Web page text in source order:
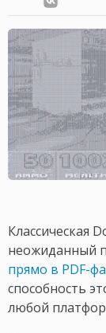
Классическая
неожиданный
прямо в PDF-
способность
любой